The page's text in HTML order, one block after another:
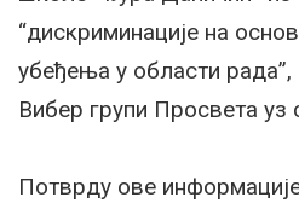
“дискриминације на
убеђења у области рада”,
Вибер групи Просвета уз
Потврду ове